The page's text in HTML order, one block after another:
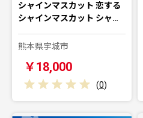
シャインマスカット 恋する
シャインマスカット シャ…
熊本県宇城市
￥18,000
(0)